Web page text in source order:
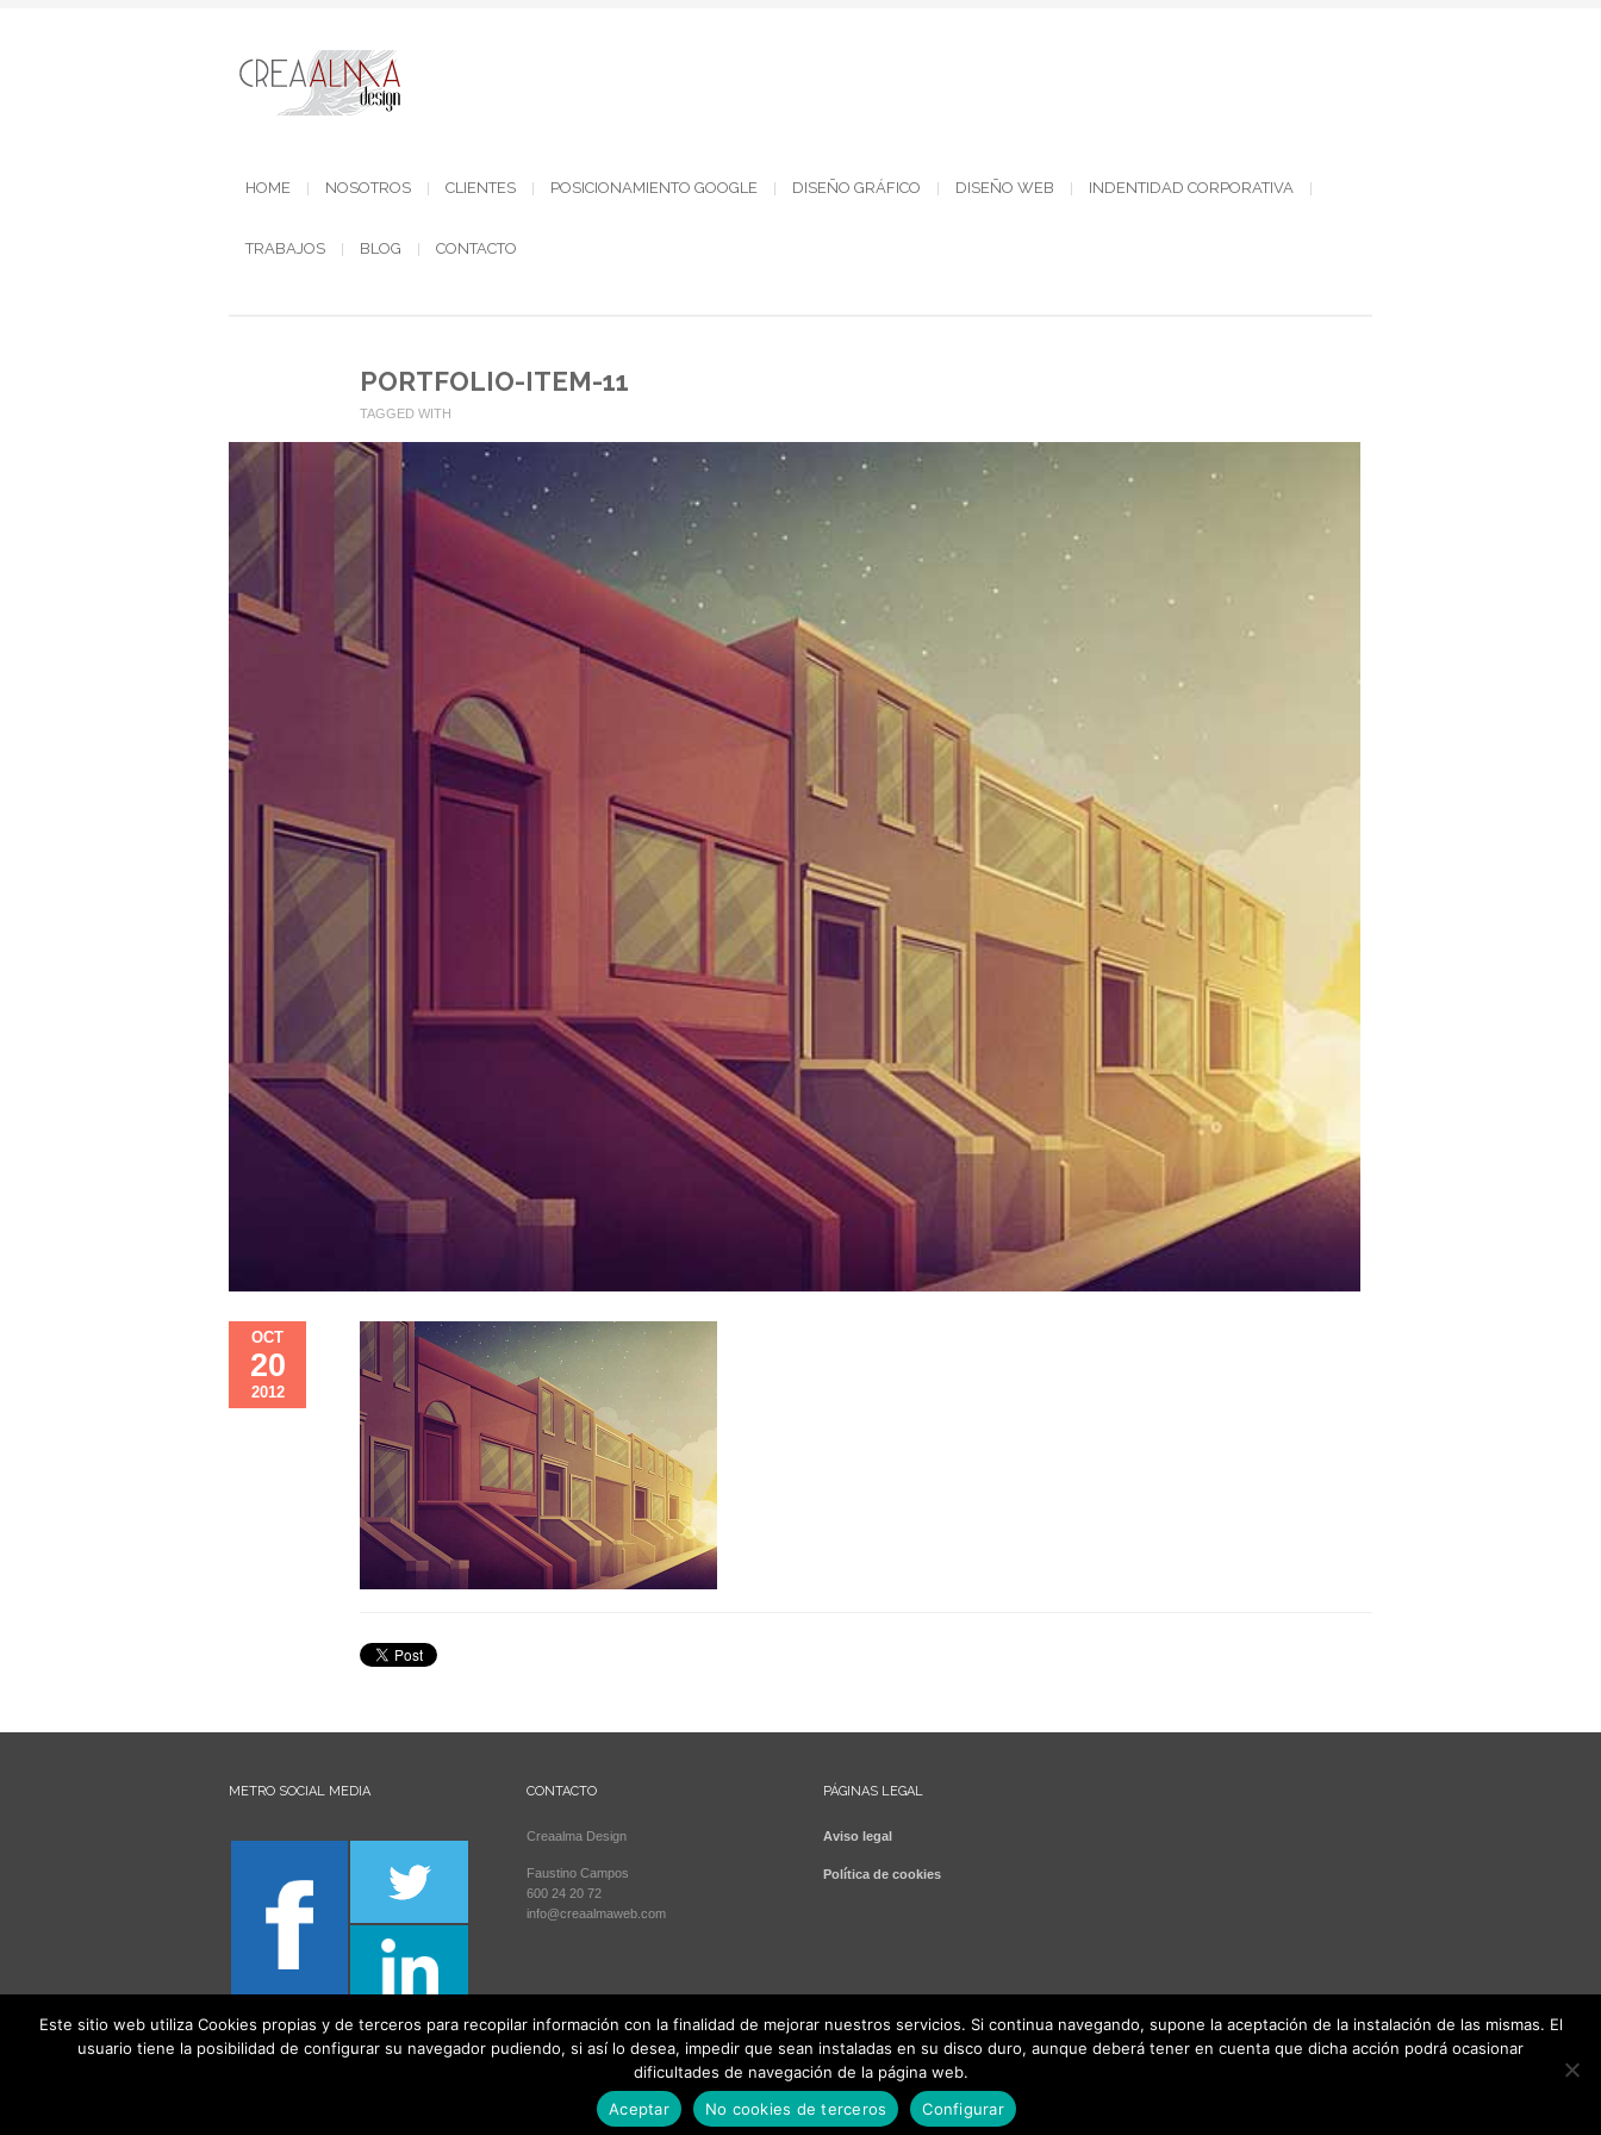
HOME NOSOTROS CLIENTES POSICIONAMIENTO GOOGLE DISEÑO GRÁFICO DISEÑO WEB INDENTIDAD CORPORATIVA
TRABAJOS BLOG CONTACTO
PORTFOLIO-ITEM-11
TAGGED WITH
OCT
20
2012
METRO SOCIAL MEDIA CONTACTO
Creaalma Design
Faustino Campos
600 24 20 72
info@creaalmaweb.com
PÁGINAS LEGAL
Aviso legal
Política de cookies
Este sitio web utiliza Cookies propias y de terceros para recopilar información con la finalidad de mejorar nuestros servicios. Si continua navegando, supone la aceptación de la instalación de las mismas. El
usuario tiene la posibilidad de configurar su navegador pudiendo, si así lo desea, impedir que sean instaladas en su disco duro, aunque deberá tener en cuenta que dicha acción podrá ocasionar
dificultades de navegación de la página web.
Aceptar
No cookies de terceros Configurar